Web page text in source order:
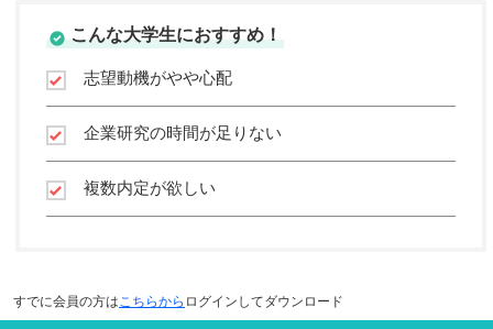
こんな大学生におすすめ！
志望動機がやや心配
企業研究の時間が足りない
複数内定が欲しい
すでに会員の方は こちらから ログインしてダウンロード